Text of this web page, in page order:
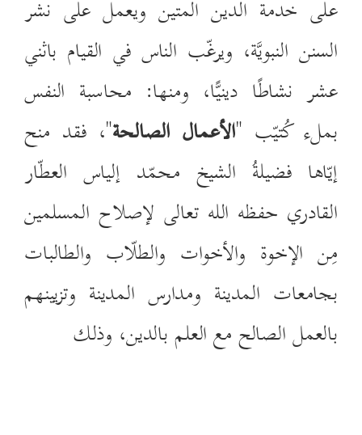
على خدمة الدين المتين ويعمل على نشر
السنن النبويَّة، ويرغّب الناس في القيام باثني
عشر نشاطًا دينيًّا، ومنها: محاسبة النفس
بملء كُتيّب "الأعمال الصالحة"، فقد منح
إيّاها فضيلةُ الشيخ محمّد إلياس العطّار
القادري حفظه الله تعالى لإصلاح المسلمين
مِن الإخوة والأخوات والطلّاب والطالبات
بجامعات المدينة ومدارس المدينة وتزيينهم
بالعمل الصالح مع العلم بالدين، وذلك